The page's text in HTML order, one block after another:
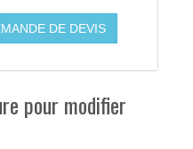
DE DEVIS
pour modifier